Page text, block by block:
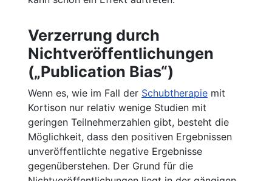
Verzerrung durch
Nichtveröffentlichungen
(„Publication Bias“)
Wenn es, wie im Fall der Schubtherapie mit
Kortison nur relativ wenige Studien mit
geringen Teilnehmerzahlen gibt, besteht die
Möglichkeit, dass den positiven Ergebnissen
unveröffentlichte negative Ergebnisse
gegenüberstehen. Der Grund für die